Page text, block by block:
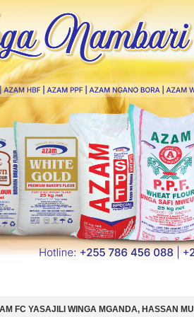
HASSAN MUBIRU KUTOKA SC VILLA